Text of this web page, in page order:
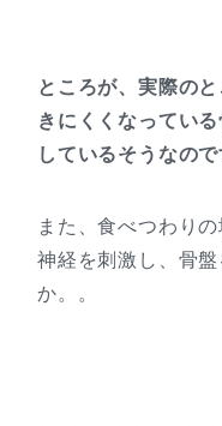
ところが、実際の
きにくくなってい
しているそうなので
また、食べつわり
神経を刺激し、骨
か。。